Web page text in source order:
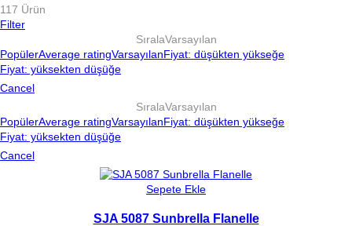
117 Ürün
Filter
SıralaVarsayılan
PopülerAverage ratingVarsayılanFiyat: düşükten yükseğe
Fiyat: yüksekten düşüğe
Cancel
SıralaVarsayılan
PopülerAverage ratingVarsayılanFiyat: düşükten yükseğe
Fiyat: yüksekten düşüğe
Cancel
Sepete Ekle
SJA 5087 Sunbrella Flanelle